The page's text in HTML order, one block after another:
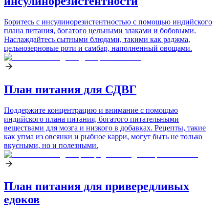
Боритесь с инсулинорезистентностью с помощью индийского
плана питания, богатого цельными злаками и бобовыми.
Наслаждайтесь сытными блюдами, такими как раджма,
цельнозерновые роти и самбар, наполненный овощами.
План питания для СДВГ
Поддержите концентрацию и внимание с помощью
индийского плана питания, богатого питательными
веществами для мозга и низкого в добавках. Рецепты, такие
как упма из овсянки и рыбное карри, могут быть не только
вкусными, но и полезными.
План питания для привередливых
едоков